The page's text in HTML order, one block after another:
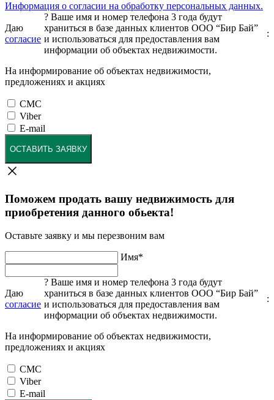
Информация о согласии на обработку персональных данных.
Даю
согласие
? Ваше имя и номер телефона 3 года будут
храниться в базе данных клиентов ООО “Бир Бай”
и использоваться для предоставления вам
информации об объектах недвижимости.
:
На информирование об объектах недвижимости,
предложениях и акциях
СМС
Viber
E-mail
ОСТАВИТЬ ЗАЯВКУ
Поможем продать вашу недвижимость для
приобретения данного обьекта!
Оставьте заявку и мы перезвоним вам
Имя*
Даю
согласие
? Ваше имя и номер телефона 3 года будут
храниться в базе данных клиентов ООО “Бир Бай”
и использоваться для предоставления вам
информации об объектах недвижимости.
:
На информирование об объектах недвижимости,
предложениях и акциях
СМС
Viber
E-mail